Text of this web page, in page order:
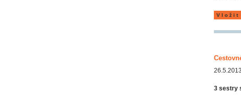
Vložit
26.5.2013
3 sestry